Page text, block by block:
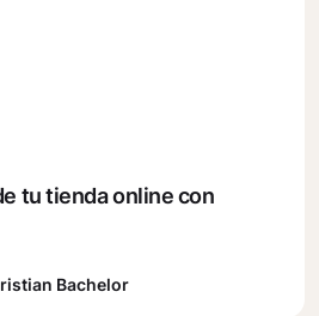
tu tienda online con
Bachelor